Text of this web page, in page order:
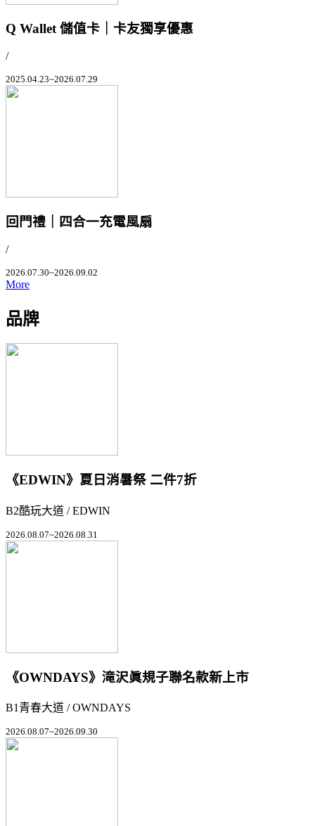
Q Wallet 儲值卡｜卡友獨享優惠
/
2025.04.23~2026.07.29
回門禮｜四合一充電風扇
/
2026.07.30~2026.09.02
More
品牌
《EDWIN》夏日消暑祭 二件7折
B2酷玩大道 / EDWIN
2026.08.07~2026.08.31
《OWNDAYS》滝沢眞規子聯名款新上市
B1青春大道 / OWNDAYS
2026.08.07~2026.09.30